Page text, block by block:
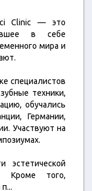
Clinic — это
в себе
мира и
специалистов
техники,
обучались
Германии,
Участвуют на
эстетической
Кроме того,
п...